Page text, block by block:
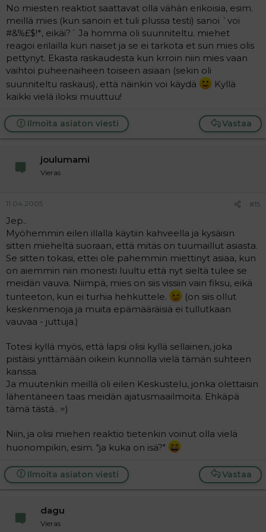
No miesten reaktiot saattavat olla vähän erikoisia, esim.
meillä mies (kun sanoin et tuli plussa testi) sanoi `voi
#&%£$!*, eikäi?´ Ja homma oli suunniteltu. miehet
reagoi erilailla kun naiset ja se ei tarkota et sun mies olis
pettynyt. Ekasta raskaudesta kun krroin niin mies vaan
vaihtoi puheenaiheen toiseen asiaan (sekin oli
suunniteltu raskaus), että näinkin voi käydä
Kyllä
kaikki vielä iloksi muuttuu!
Vastaa
Ilmoita asiaton viesti
joulumami
Vieras
11.04.2005 #15
Jep..
Myöhemmin eilen illalla käytiin kahveella ja kysäisin
sitten mieheltä suoraan, että mitäs on tuumaillut asiasta.
Se sitten tokasi, ettei ole pahemmin miettinyt asiaa, kun
on aiemmin niin monesti luultu että nyt sieltä tulee se
meidän vauva. Niimpä, mies on siis vissiin vain fiksu, eikä
tunteeton, kun ei turhia hehkuttele.
(on siis ollut
keskenmenoja ja muita epämääräisiä ei tullutkaan
vauvaa - juttuja.)
Totesi kyllä myös, että lapsi olisi kyllä sellainen, joka
pistäisi yrittämään oikein kunnolla vielä tämän suhteen
kanssa.
Ja muutenkin meillä oli eilen Keskustelu, jonka olettaisin
lähentäneen taas meidän ajatusmaailmoita. Ehkäpä
tämä tästä.. =)
Niin, ja olisi miehen reaktio tietenkin voinut olla vielä
huonompikin, esim. "ja kuka on isä?"
Vastaa
Ilmoita asiaton viesti
dagu
Vieras